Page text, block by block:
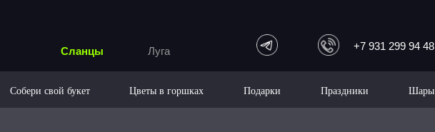
+7 931 299 94 48
Луга
Сланцы
Собери свой букет Цветы в горшках Подарки Праздники Шары